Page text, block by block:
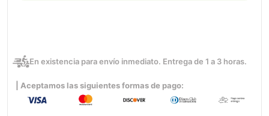
En existencia para envío inmediato. Entrega de 1 a 3 horas.
| Aceptamos las siguientes formas de pago: